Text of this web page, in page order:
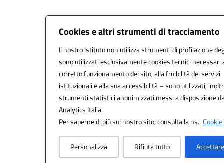
Cookies e altri strumenti di tracciamento
Il nostro Istituto non utilizza strumenti di profilazione
sono utilizzati esclusivamente cookies tecnici necessari
corretto funzionamento del sito, alla fruibilità dei servizi
istituzionali e alla sua accessibilità – sono utilizzati,
strumenti statistici anonimizzati messi a disposizione
Analytics Italia.
Per saperne di più sul nostro sito, consulta la ns.
Personalizza Rifiuta tutto